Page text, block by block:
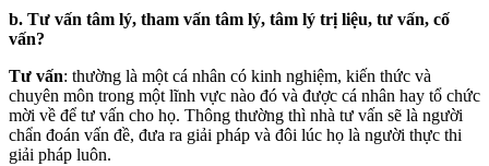
b. Tư vấn tâm lý, tham vấn tâm lý, tâm lý trị liệu, tư vấn, cố
vấn?
Tư vấn: thường là một cá nhân có kinh nghiệm, kiến thức và
chuyên môn trong một lĩnh vực nào đó và được cá nhân hay tổ chức
mời về để tư vấn cho họ. Thông thường thì nhà tư vấn sẽ là người
chẩn đoán vấn đề, đưa ra giải pháp và đôi lúc họ là người thực thi
giải pháp luôn.